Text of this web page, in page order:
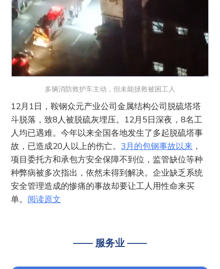
多辆消防救护车主动，但未能拯救被困工人
12月1日，鞍钢众元产业公司金属结构公司脱硫塔塔
斗脱落，致8人被脱硫灰埋压。12月5日深夜，8名工
人均已遇难。今年以来全国各地发生了多起脱硫塔事
故，已造成20人以上的伤亡。 3月的包钢事故以来 ，
项目委托方和承包方安全保障不到位，监管缺位等种
种弊病被多次指出，依然未得到解决。企业缺乏系统
安全管理造成的惨痛的事故却要让工人用性命来买
单。 阅读原文
—— 服务业 ——